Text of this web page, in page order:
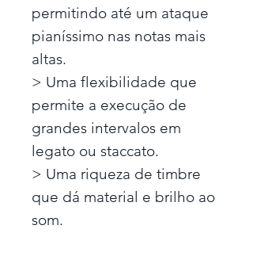
permitindo até um ataque
pianíssimo nas notas mais
altas.
> Uma flexibilidade que
permite a execução de
grandes intervalos em
legato ou staccato.
> Uma riqueza de timbre
que dá material e brilho ao
som.